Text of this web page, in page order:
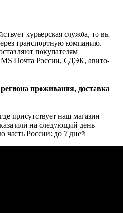
курьерская служба, то вы
транспортную компанию.
покупателям
Почта России, СДЭК, авито-
проживания, доставка
присутствует наш магазин +
или на следующий день
часть России: до 7 дней